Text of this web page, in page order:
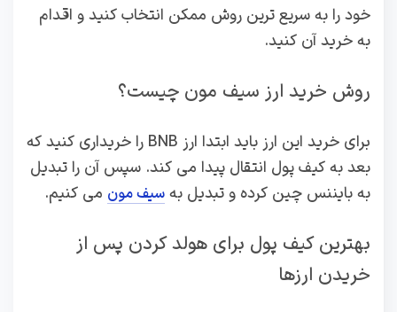
خود را به سریع ترین روش ممکن انتخاب کنید و اقدام
به خرید آن کنید.
روش خرید ارز سیف مون چیست؟
برای خرید این ارز باید ابتدا ارز BNB را خریداری کنید که
بعد به کیف پول انتقال پیدا می کند. سپس آن را تبدیل
به بایننس چین کرده و تبدیل به سیف مون می کنیم.
بهترین کیف پول برای هولد کردن پس از
خریدن ارزها